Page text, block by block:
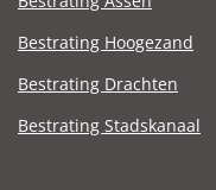
Bestrating Hoogezand
Bestrating Drachten
Bestrating Stadskanaal